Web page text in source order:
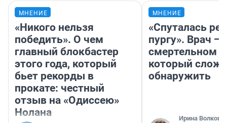
МНЕНИЕ
«Никого нельзя
победить». О чем
главный блокбастер
этого года, который
бьет рекорды в
прокате: честный
отзыв на «Одиссею»
Нолана
МНЕНИЕ
«Спуталась
пургу». Врач —
смертельном
который
обнаружить
Ирина Волкова